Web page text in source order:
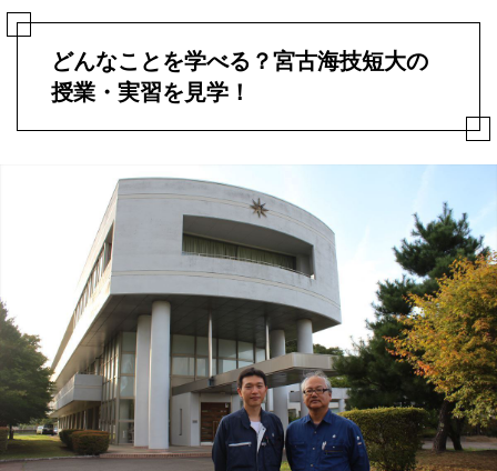
どんなことを学べる？宮古海技短大の
授業・実習を見学！